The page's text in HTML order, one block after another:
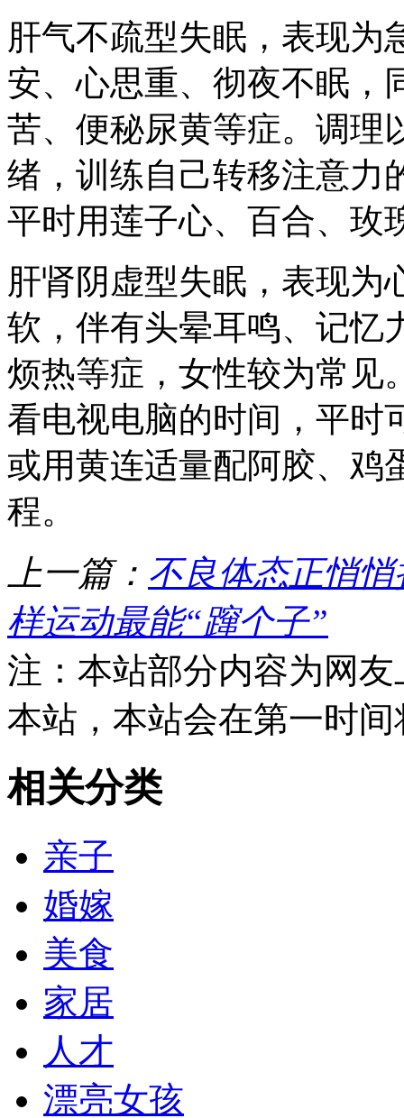
肝气不疏型失眠，表现为
安、心思重、彻夜不眠，
苦、便秘尿黄等症。调理
绪，训练自己转移注意力
平时用莲子心、百合、玫
肝肾阴虚型失眠，表现为
软，伴有头晕耳鸣、记忆
烦热等症，女性较为常见
看电视电脑的时间，平时
或用黄连适量配阿胶、鸡
程。
上一篇： 不良体态正悄
样运动最能“蹿个子”
注：本站部分内容为网
本站，本站会在第一时
相关分类
亲子
婚嫁
美食
家居
人才
漂亮女孩